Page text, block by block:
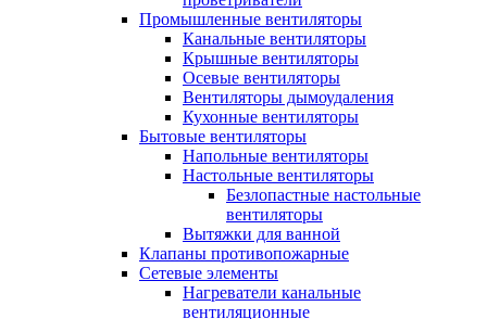
Промышленные вентиляторы
Канальные вентиляторы
Крышные вентиляторы
Осевые вентиляторы
Вентиляторы дымоудаления
Кухонные вентиляторы
Бытовые вентиляторы
Напольные вентиляторы
Настольные вентиляторы
Безлопастные настольные
вентиляторы
Вытяжки для ванной
Клапаны противопожарные
Сетевые элементы
Нагреватели канальные
вентиляционные